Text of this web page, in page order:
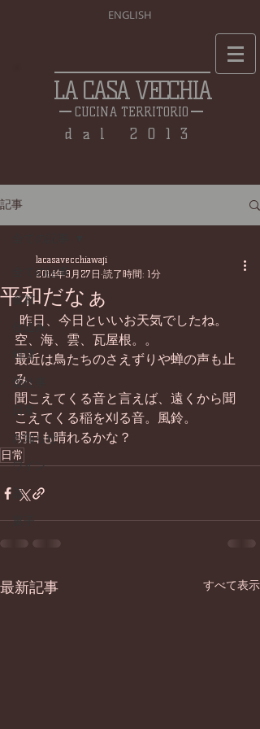
ENGLISH
LA CASA VECCHIA
CUCINA TERRITORIO
dal 2013
記事
全ての記事
食材
仕込み
料理
畑仕事
日常
お知らせ
ワイン
器
菓子
平和だなぁ
lacasavecchiawaji
2014年9月27日 読了時間: 1分
昨日、今日といいお天気でしたね。
空、海、雲、瓦屋根。。
最近は鳥たちのさえずりや蝉の声も止
み、
聞こえてくる音と言えば、遠くから聞
こえてくる稲を刈る音。風鈴。
明日も晴れるかな？
日常
最新記事 すべて表示